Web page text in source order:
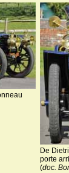
De
porte
(doc.